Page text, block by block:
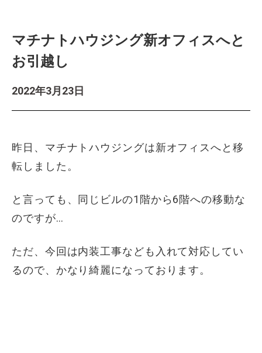
マチナトハウジング新オフィスへと
お引越し
2022年3月23日
昨日、マチナトハウジングは新オフィスへと移
転しました。
と言っても、同じビルの1階から6階への移動な
のですが…
ただ、今回は内装工事なども入れて対応してい
るので、かなり綺麗になっております。